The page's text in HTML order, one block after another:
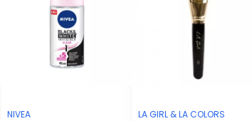
NIVEA
LA GIRL & LA COLORS